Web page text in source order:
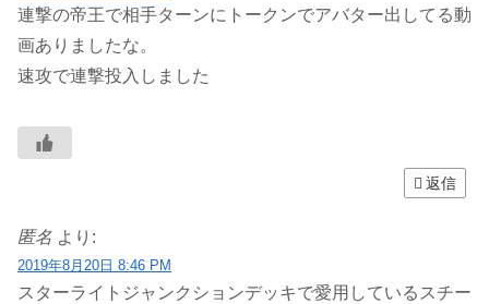
連撃の帝王で相手ターンにトークンでアバター出してる動
画ありましたな。
速攻で連撃投入しました
返信
匿名 より:
2019年8月20日 8:46 PM
スターライトジャンクションデッキで愛用しているスチー